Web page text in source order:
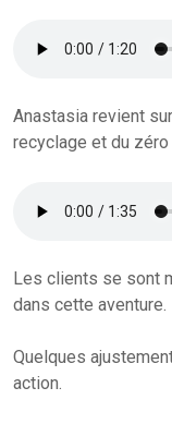
Anastasia revient
recyclage et du zéro
Les clients se sont
dans cette aventure.
Quelques
action.